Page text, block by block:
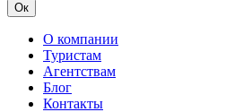
Ок
О компании
Туристам
Агентствам
Блог
Контакты